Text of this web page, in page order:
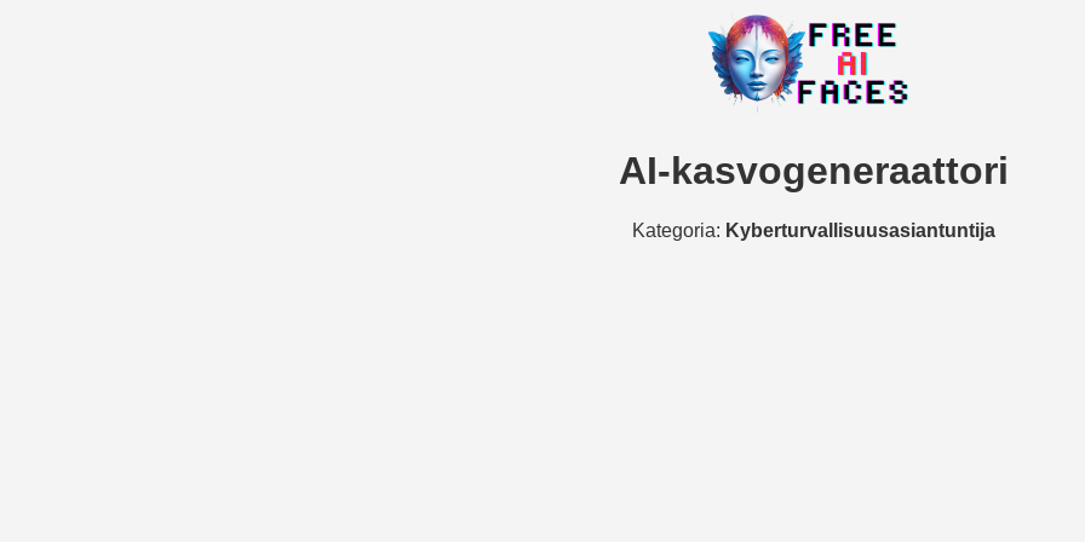
AI-kasvogeneraattori
Kategoria: Kyberturvallisuusasiantuntija